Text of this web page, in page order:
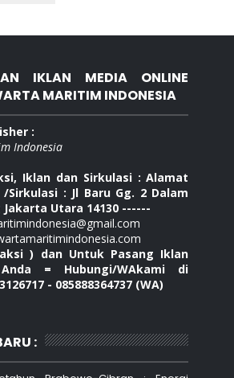
IKLAN MEDIA ONLINE
MARITIM INDONESIA
:
Indonesia
Iklan dan Sirkulasi : Alamat
Sirkulasi : Jl Baru Gg. 2 Dalam
Jakarta Utara 14130 ------
) dan Untuk Pasang Iklan
Anda = Hubungi/WAkami di
- 085888364737 (WA)
: